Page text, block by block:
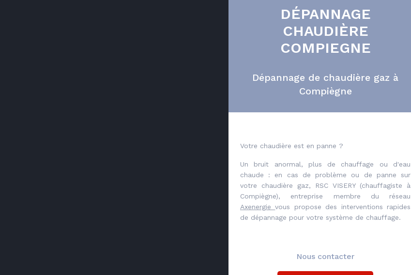
DÉPANNAGE
CHAUDIÈRE
COMPIEGNE
Dépannage de chaudière gaz à
Compiègne
Votre chaudière est en panne ?
Un bruit anormal, plus de chauffage ou d'eau
chaude : en cas de problème ou de panne sur
votre chaudière gaz, RSC VISERY (chauffagiste à
Compiègne), entreprise membre du réseau
Axenergievous propose des interventions rapides
de dépannage pour votre système de chauffage.
Nous contacter